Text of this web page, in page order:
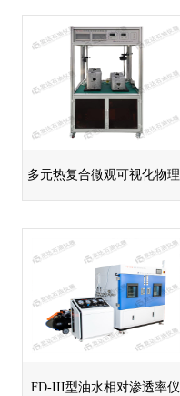
多元热复合微观可视化物
FD-III型油水相对渗透率仪